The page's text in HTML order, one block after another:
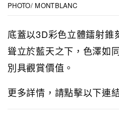
PHOTO/ MONTBLANC
底蓋以3D彩色立體鐳射錐
聳立於藍天之下，色澤如
別具觀賞價值。
更多詳情，請點擊以下連